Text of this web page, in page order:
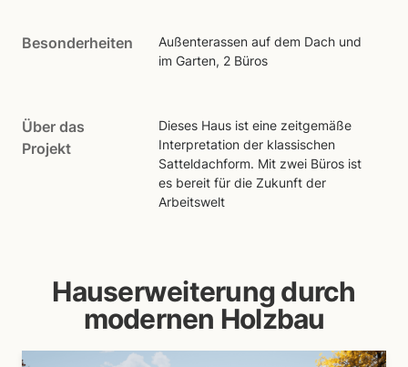
Besonderheiten
Außenterassen auf dem Dach und
im Garten, 2 Büros
Über das
Projekt
Dieses Haus ist eine zeitgemäße
Interpretation der klassischen
Satteldachform. Mit zwei Büros ist
es bereit für die Zukunft der
Arbeitswelt
Hauserweiterung durch
modernen Holzbau